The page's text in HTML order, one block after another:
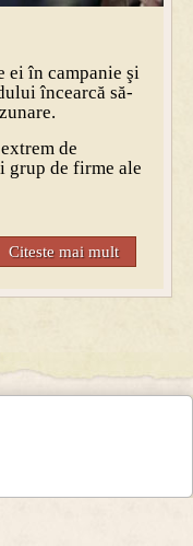
ei în campanie şi
încearcă să-
de
grup de firme ale
Citeste mai mult